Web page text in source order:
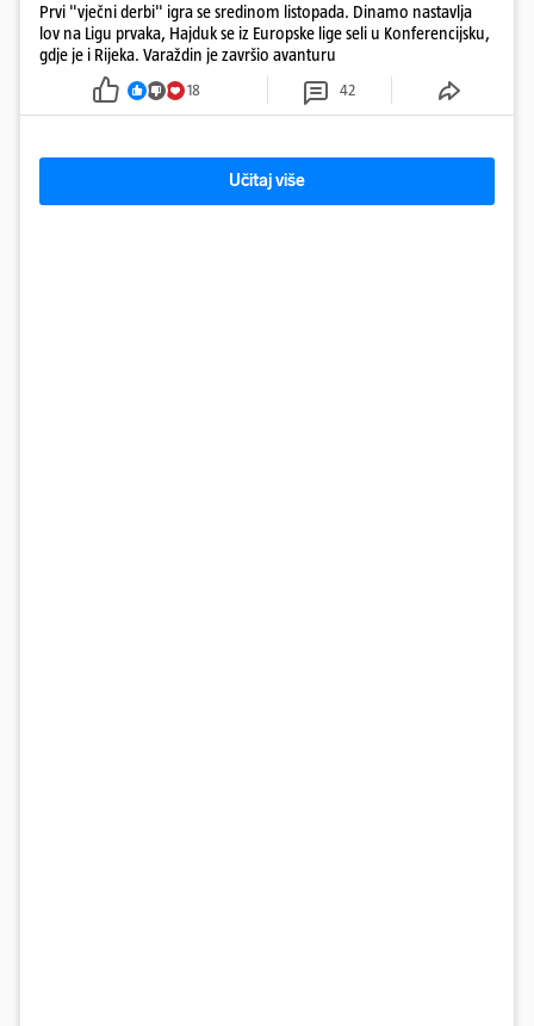
Prvi "vječni derbi" igra se sredinom listopada. Dinamo nastavlja
lov na Ligu prvaka, Hajduk se iz Europske lige seli u Konferencijsku,
gdje je i Rijeka. Varaždin je završio avanturu
18 42
Učitaj više